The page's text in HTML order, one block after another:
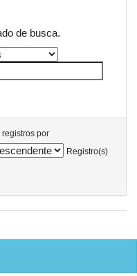
de busca.
registros por
Registro(s)